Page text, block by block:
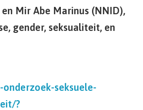
Mir Abe Marinus (NNID),
gender, seksualiteit, en
seksuele-
?